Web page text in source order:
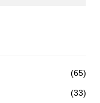
(65)
(33)